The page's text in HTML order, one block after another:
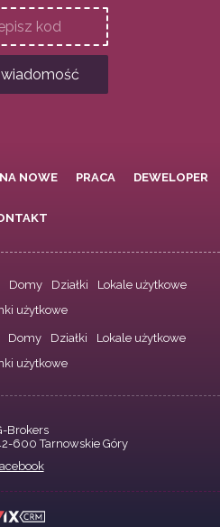
NOWE PRACA DEWELOPER
Domy Działki
Lokale użytkowe
użytkowe
Domy Działki
Lokale użytkowe
użytkowe
Brokers
600 Tarnowskie Góry